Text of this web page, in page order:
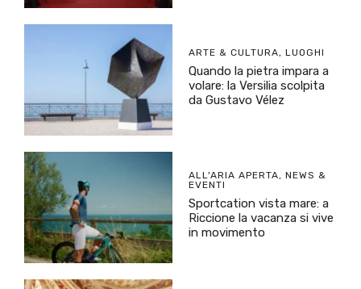
ARTE & CULTURA, LUOGHI
Quando la pietra impara a
volare: la Versilia scolpita
da Gustavo Vélez
ALL'ARIA APERTA, NEWS &
EVENTI
Sportcation vista mare: a
Riccione la vacanza si vive
in movimento